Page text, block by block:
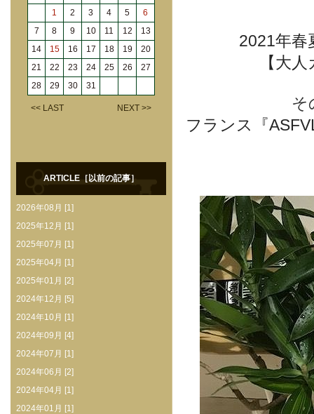
2021年
【大
そ
フランス『
1
2 3 4 5
6
7
8 9 10 11 12
13
14
15 16 17 18 19
20
21
22 23 24 25 26
27
28
29 30 31
<< LAST NEXT >>
ARTICLE［以前の記事］
2026年08月 [1]
2025年12月 [1]
2025年07月 [1]
2025年04月 [1]
2025年01月 [2]
2024年12月 [5]
2024年10月 [1]
2024年09月 [4]
2024年07月 [1]
2024年06月 [2]
2024年04月 [1]
2024年01月 [1]